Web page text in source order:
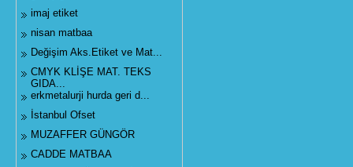
imaj etiket
nisan matbaa
Değişim Aks.Etiket ve Mat...
CMYK KLİŞE MAT. TEKS
GIDA...
erkmetalurji hurda geri d...
İstanbul Ofset
MUZAFFER GÜNGÖR
CADDE MATBAA